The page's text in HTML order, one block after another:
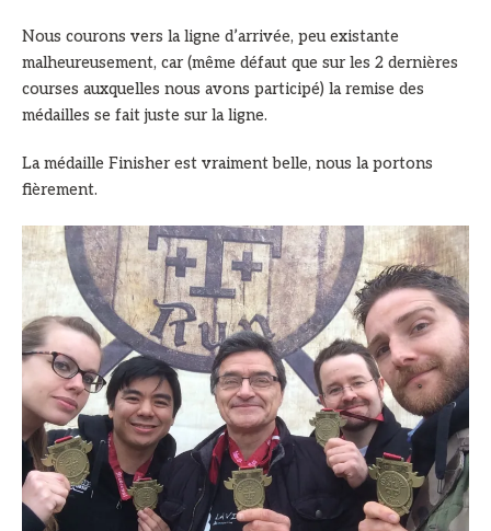
Nous courons vers la ligne d’arrivée, peu existante
malheureusement, car (même défaut que sur les 2 dernières
courses auxquelles nous avons participé) la remise des
médailles se fait juste sur la ligne.
La médaille Finisher est vraiment belle, nous la portons
fièrement.